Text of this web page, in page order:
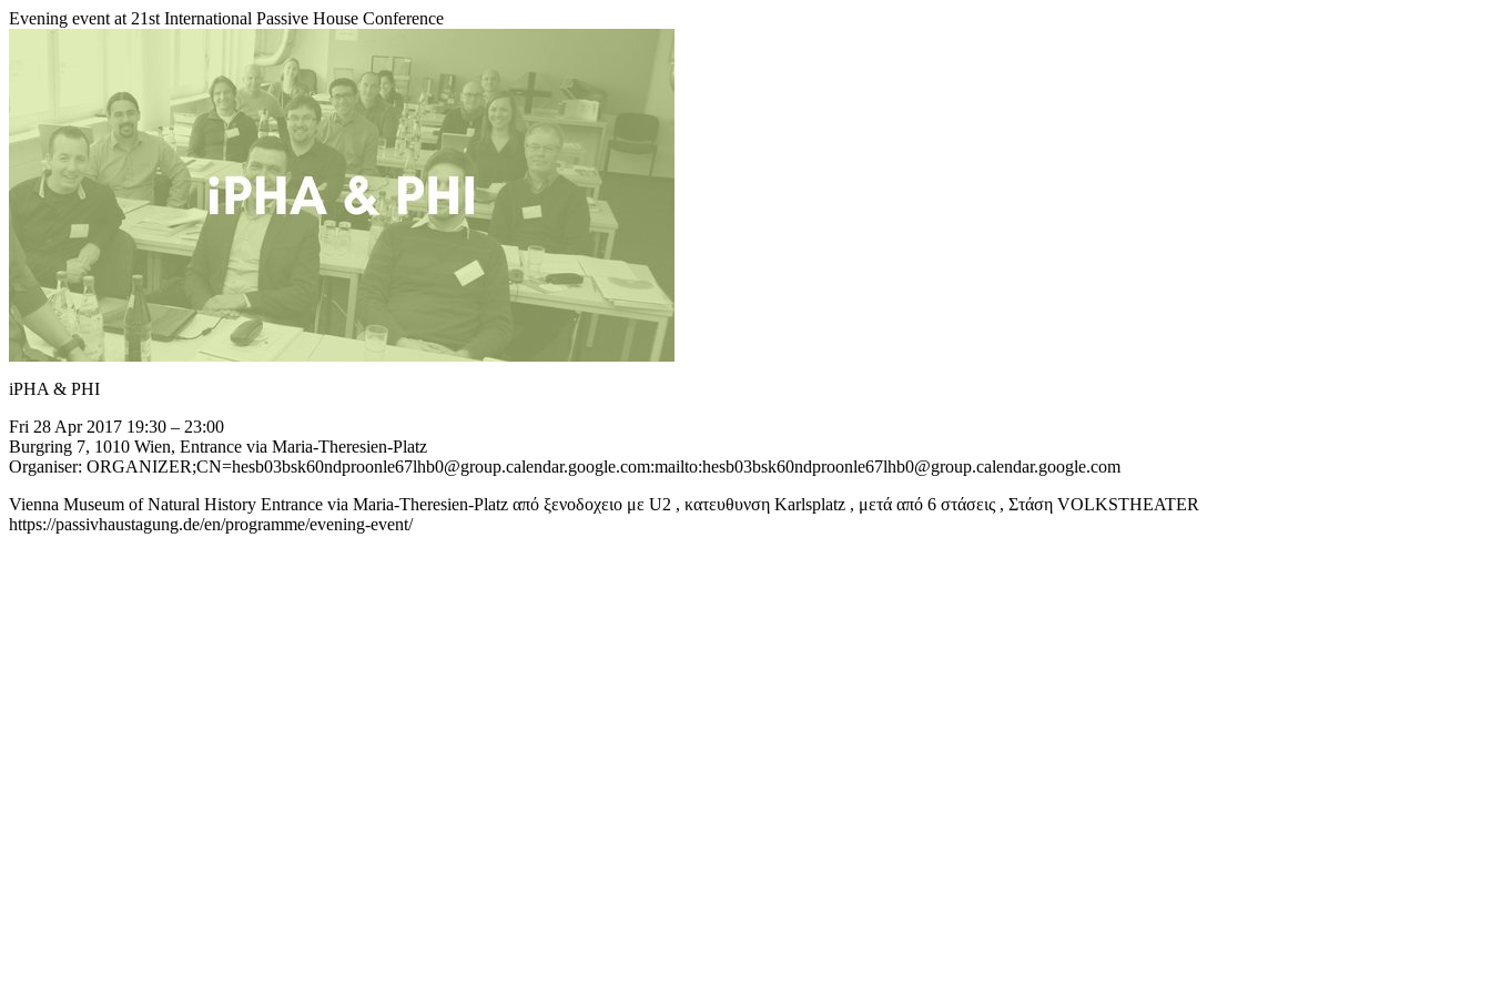
Evening event at 21st International Passive House Conference
iPHA & PHI
Fri 28 Apr 2017 19:30 – 23:00
Burgring 7, 1010 Wien, Entrance via Maria-Theresien-Platz
Organiser: ORGANIZER;CN=hesb03bsk60ndproonle67lhb0@group.calendar.google.com:mailto:hesb03bsk60ndproonle67lhb0@group.calendar.google.com
Vienna Museum of Natural History Entrance via Maria-Theresien-Platz από ξενοδοχειο με U2 , κατευθυνση Karlsplatz , μετά από 6 στάσεις , Στάση VOLKSTHEATER
https://passivhaustagung.de/en/programme/evening-event/